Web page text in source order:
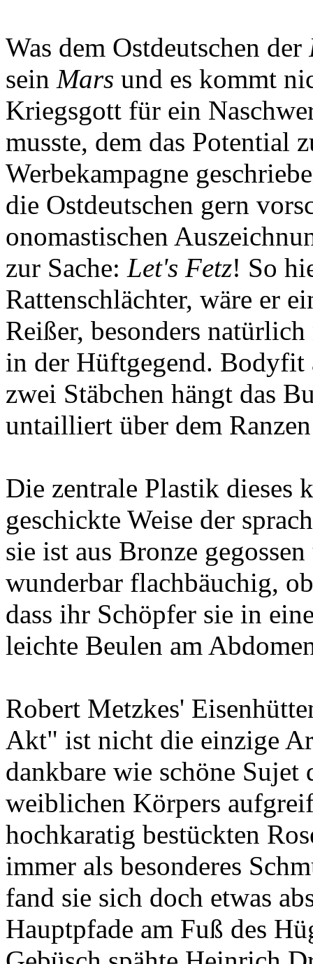
Was dem Ostdeutschen der
sein Mars und es kommt
Kriegsgott für ein
musste, dem das
Werbekampagne
die Ostdeutschen gern
onomastischen
zur Sache: Let's Fetz! So
Rattenschlächter, wäre er
Reißer, besonders
in der Hüftgegend.
zwei Stäbchen hängt das
untailliert über dem
Die zentrale Plastik dieses
geschickte Weise der
sie ist aus Bronze
wunderbar flachbäuchig,
dass ihr Schöpfer sie in
leichte Beulen am
Robert Metzkes'
Akt" ist nicht die einzige
dankbare wie schöne Sujet
weiblichen Körpers
hochkaratig bestückten
immer als besonderes
fand sie sich doch etwas
Hauptpfade am Fuß des